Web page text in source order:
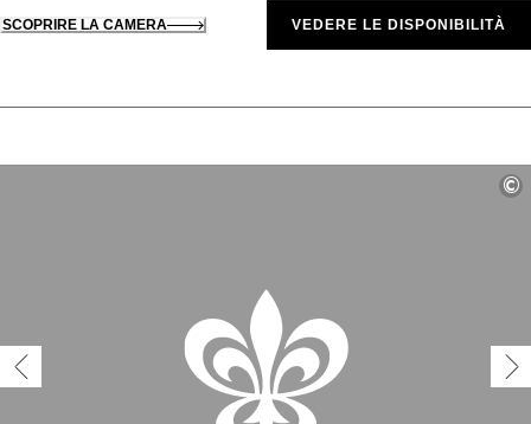
SCOPRIRE LA CAMERA VEDERE LE DISPONIBILITÀ
©